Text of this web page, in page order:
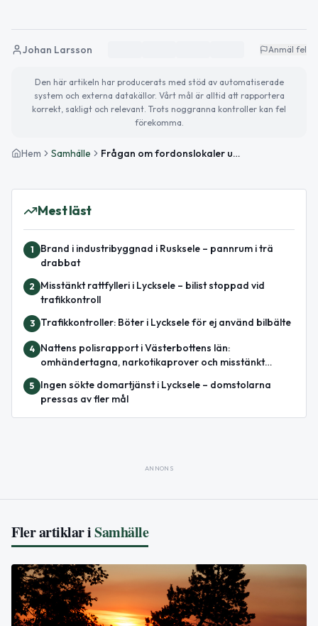
Johan Larsson Anmäl fel
Den här artikeln har producerats med stöd av automatiserade
system och externa datakällor. Vårt mål är alltid att rapportera
korrekt, sakligt och relevant. Trots noggranna kontroller kan fel
förekomma.
Hem Samhälle Frågan om fordonslokaler utreds vidare i Lycksele
Mest läst
1
Brand i industribyggnad i Rusksele – pannrum i trä
drabbat
2
Misstänkt rattfylleri i Lycksele – bilist stoppad vid
trafikkontroll
3 Trafikkontroller: Böter i Lycksele för ej använd bilbälte
4
Nattens polisrapport i Västerbottens län:
omhändertagna, narkotikaprover och misstänkt
5
Ingen sökte domartjänst i Lycksele – domstolarna
pressas av fler mål
ANNONS
Fler artiklar iSamhälle